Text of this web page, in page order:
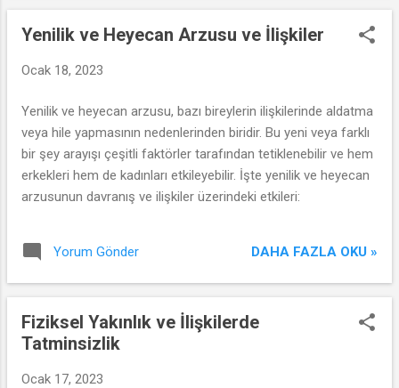
Yenilik ve Heyecan Arzusu ve İlişkiler
Ocak 18, 2023
Yenilik ve heyecan arzusu, bazı bireylerin ilişkilerinde aldatma
veya hile yapmasının nedenlerinden biridir. Bu yeni veya farklı
bir şey arayışı çeşitli faktörler tarafından tetiklenebilir ve hem
erkekleri hem de kadınları etkileyebilir. İşte yenilik ve heyecan
arzusunun davranış ve ilişkiler üzerindeki etkileri:
Yorum Gönder DAHA FAZLA OKU »
Fiziksel Yakınlık ve İlişkilerde
Tatminsizlik
Ocak 17, 2023